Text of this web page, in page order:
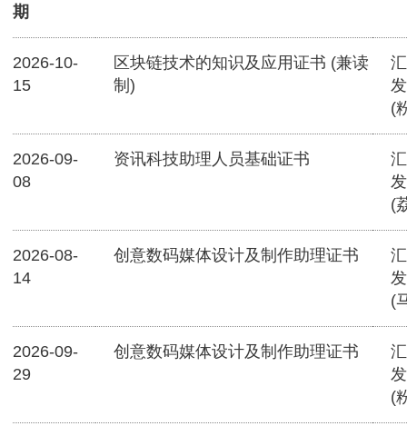
期
2026-10-
15
区块链技术的知识及应用证书 (兼读
制)
(
2026-09-
08
资讯科技助理人员基础证书
(
2026-08-
14
创意数码媒体设计及制作助理证书
(
2026-09-
29
创意数码媒体设计及制作助理证书
(